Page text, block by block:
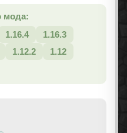
мода:
1.16.4
1.16.3
1.12.2
1.12